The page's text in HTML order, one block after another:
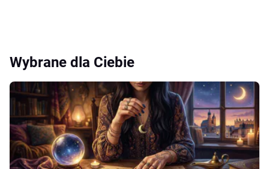
Wybrane dla Ciebie